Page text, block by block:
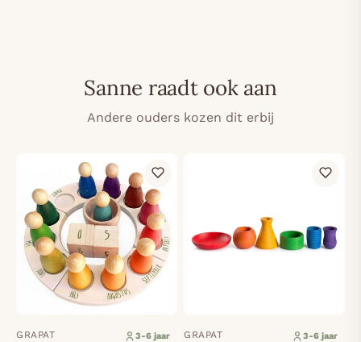
Sanne raadt ook aan
Andere ouders kozen dit erbij
GRAPAT 3-6 jaar GRAPAT 3-6 jaar